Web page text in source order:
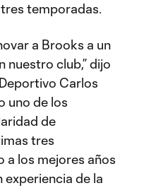
temporadas.
a Brooks a un
club,” dijo
Carlos
uno de los
de
tres
a los mejores años
de la